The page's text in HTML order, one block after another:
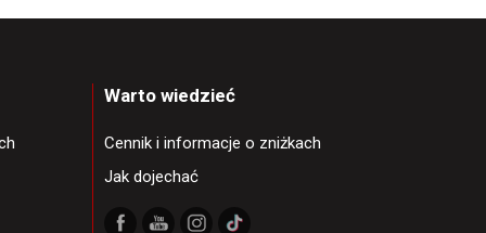
Warto wiedzieć
Cennik i informacje o zniżkach
Jak dojechać